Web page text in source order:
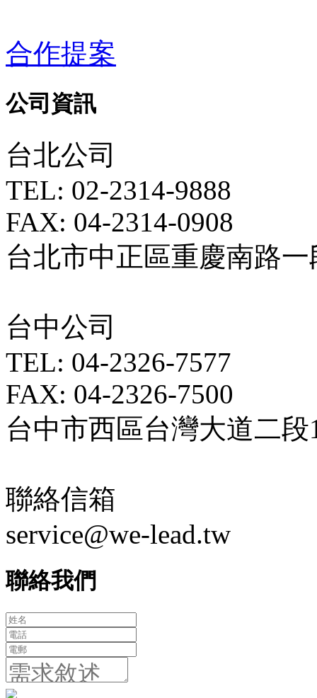
合作提案
公司資訊
台北公司
TEL: 02-2314-9888
FAX: 04-2314-0908
台北市中正區重慶南路一
台中公司
TEL: 04-2326-7577
FAX: 04-2326-7500
台中市西區台灣大道二段
聯絡信箱
service@we-lead.tw
聯絡我們